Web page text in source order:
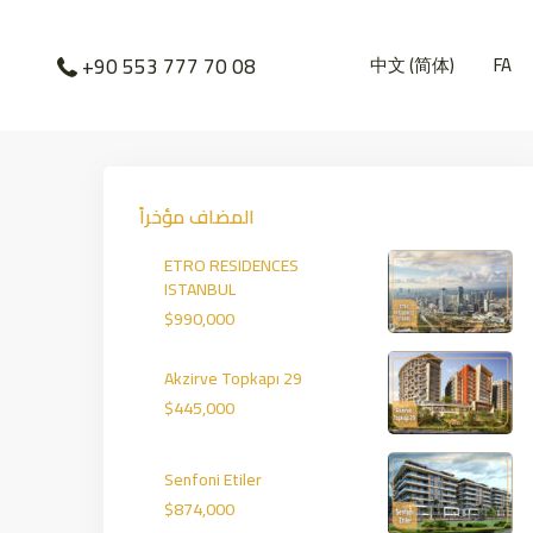
FA
中文 (简体)
+90 553 777 70 08
المضاف مؤخراً
ETRO RESIDENCES
ISTANBUL
$990,000
Akzirve Topkapı 29
$445,000
Senfoni Etiler
$874,000